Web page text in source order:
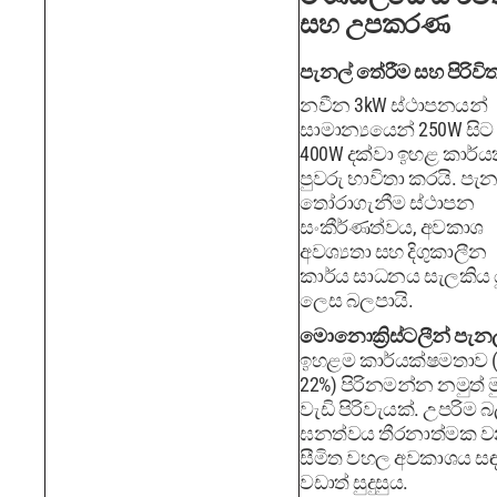
සහ උපකරණ
පැනල් තේරීම සහ
නවීන 3kW ස්ථාපනයන්
සාමාන්‍යයෙන් 250W සිට
400W දක්වා ඉහළ
පුවරු භාවිතා කරයි.
තෝරාගැනීම ස්ථාපන
සංකීර්ණත්වය, අවකාශ
අවශ්‍යතා සහ දිගුකාලීන
කාර්ය සාධනය සැලකිය
ලෙස බලපායි.
මොනොක්‍රිස්ටලීන්
ඉහළම කාර්යක්ෂමතාව
22%) පිරිනමන්න නමුත්
වැඩි පිරිවැයක්. උපරිම
ඝනත්වය තීරනාත්මක
සීමිත වහල අවකාශය
වඩාත් සුදුසුය.